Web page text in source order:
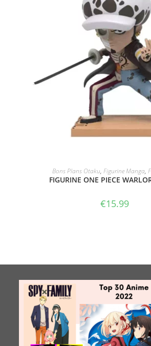
ACHAT SUR AMAZON
Bons Plans Otaku, Figurine Manga,
FIGURINE ONE PIECE
€15.99